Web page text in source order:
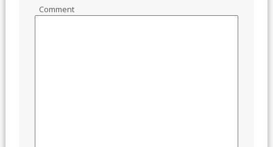
Comment